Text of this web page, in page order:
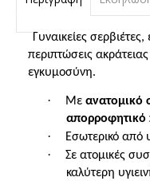
Γυναικείες
περιπτώσεις
εγκυμοσύνη.
· Με ανατομικό
απορροφητικό
· Εσωτερικό από
·
Σε ατομικές
καλύτερη